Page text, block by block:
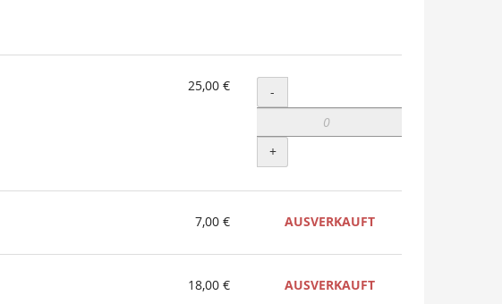
25,00 € Menge
-
+
7,00 € AUSVERKAUFT
18,00 € AUSVERKAUFT